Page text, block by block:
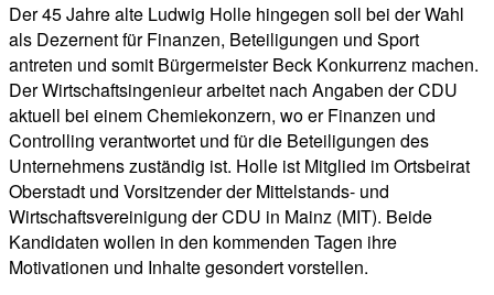
Der 45 Jahre alte Ludwig Holle hingegen soll bei der Wahl
als Dezernent für Finanzen, Beteiligungen und Sport
antreten und somit Bürgermeister Beck Konkurrenz machen.
Der Wirtschaftsingenieur arbeitet nach Angaben der CDU
aktuell bei einem Chemiekonzern, wo er Finanzen und
Controlling verantwortet und für die Beteiligungen des
Unternehmens zuständig ist. Holle ist Mitglied im Ortsbeirat
Oberstadt und Vorsitzender der Mittelstands- und
Wirtschaftsvereinigung der CDU in Mainz (MIT). Beide
Kandidaten wollen in den kommenden Tagen ihre
Motivationen und Inhalte gesondert vorstellen.